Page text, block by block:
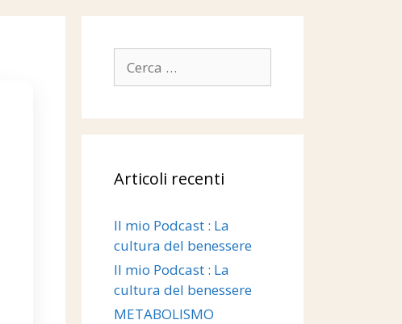
Articoli recenti
Il mio Podcast : La
cultura del benessere
Il mio Podcast : La
cultura del benessere
METABOLISMO